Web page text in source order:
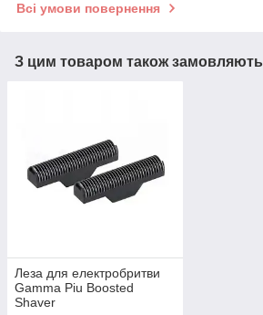
Всі умови повернення
З цим товаром також замовляють
Леза для електробритви
Gamma Piu Boosted
Shaver